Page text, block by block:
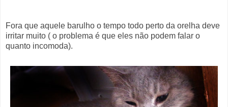
Fora que aquele barulho o tempo todo perto da orelha deve
irritar muito ( o problema é que eles não podem falar o
quanto incomoda).